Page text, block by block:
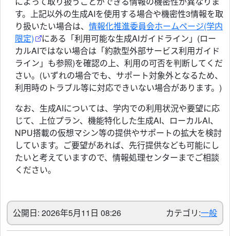
す。上記以外の生成AIを使用する場合や機密性3情報を取
り扱いたい場合は、 情報化推進委員会ホームページ(学内
限定)
にある「利用可能な生成AIガイドライン」(ロー
カルAIではない場合は「約款型外部サービス利用ガイド
ライン」も参照)を確認の上、利用の可否を判断してくだ
さい。(いずれの場合でも、サポート対象外となるため、
利用時のトラブル等に対応できいない場合があります。)
なお、生成AIについては、学内での利用状況や要望に応
じて、上位プラン、機能特化した生成AI、ローカルAI、
NPU搭載の仮想マシン等の提供やサポートの拡大を検討
しています。ご要望があれば、先行提供なども可能にし
たいと考えていますので、情報処理センターまでご相談
ください。
公開日: 2026年5月11日 08:26 カテゴリ:一般